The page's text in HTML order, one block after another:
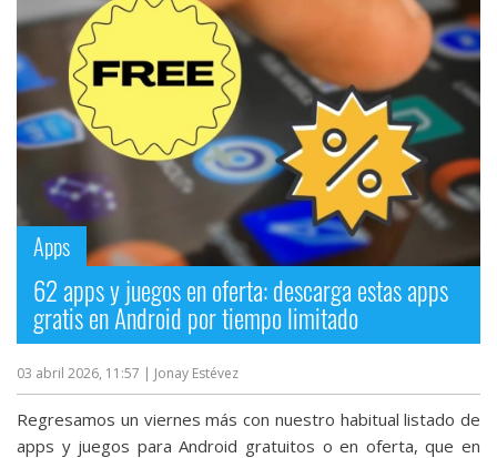
Apps
62 apps y juegos en oferta: descarga estas apps
gratis en Android por tiempo limitado
03 abril 2026, 11:57 | Jonay Estévez
Regresamos un viernes más con nuestro habitual listado de
apps y juegos para Android gratuitos o en oferta, que en